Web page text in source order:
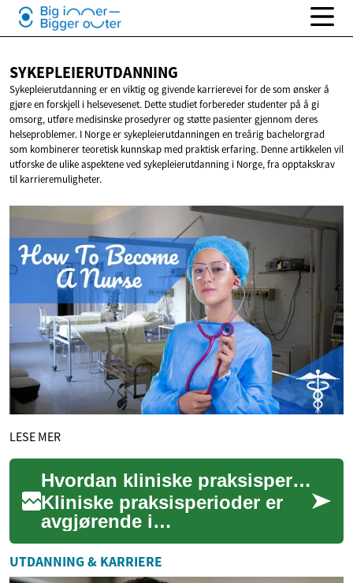
SYKEPLEIERUTDANNING
Sykepleierutdanning er en viktig og givende karrierevei for de som ønsker å
gjøre en forskjell i helsevesenet. Dette studiet forbereder studenter på å gi
omsorg, utføre medisinske prosedyrer og støtte pasienter gjennom deres
helseproblemer. I Norge er sykepleierutdanningen en treårig bachelorgrad
som kombinerer teoretisk kunnskap med praktisk erfaring. Denne artikkelen vil
utforske de ulike aspektene ved sykepleierutdanning i Norge, fra opptakskrav
til karrieremuligheter.
LESE MER
Hvordan kliniske praksisperioder bygger yrkeskompetanse
Kliniske praksisperioder er
avgjørende i
sykepleieutdanning fordi de
kobler teori og praksis i reelle
helsemiljøer. G...
UTDANNING & KARRIERE